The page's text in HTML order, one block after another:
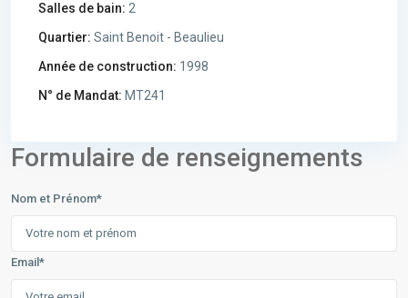
Salles de bain: 2
Quartier: Saint Benoit - Beaulieu
Année de construction: 1998
N° de Mandat: MT241
Formulaire de renseignements
Nom et Prénom*
Email*